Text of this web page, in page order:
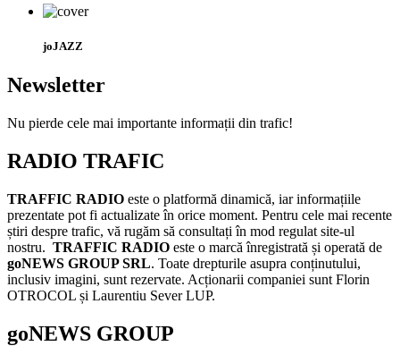
joJAZZ
Newsletter
Nu pierde cele mai importante informații din trafic!
RADIO TRAFIC
TRAFFIC RADIO este o platformă dinamică, iar informațiile
prezentate pot fi actualizate în orice moment. Pentru cele mai recente
știri despre trafic, vă rugăm să consultați în mod regulat site-ul
nostru. TRAFFIC RADIO este o marcă înregistrată și operată de
goNEWS GROUP SRL. Toate drepturile asupra conținutului,
inclusiv imagini, sunt rezervate. Acționarii companiei sunt Florin
OTROCOL și Laurentiu Sever LUP.
goNEWS GROUP